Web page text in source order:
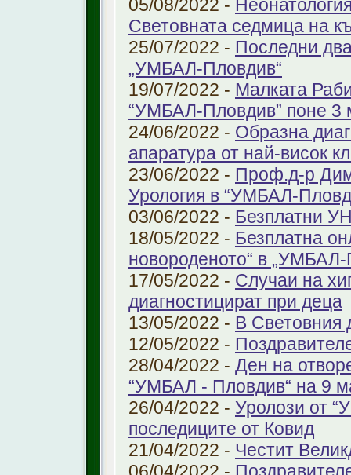
05/08/2022 -
Световната седмица на
25/07/2022 - Последни
„УМБАЛ-Пловдив“
19/07/2022 - Малката
“УМБАЛ-Пловдив” поне 3
24/06/2022 - Образна
апаратура от най-висок
23/06/2022 - Проф.д-р
Урология в “УМБАЛ-
03/06/2022 - Безплатни
18/05/2022 - Безплатна
новороденото“ в „УМБАЛ-
17/05/2022 - Случаи на
диагностицират при деца
13/05/2022 - В Световния
12/05/2022 -
28/04/2022 - Ден на
“УМБАЛ - Пловдив“ на 9
26/04/2022 - Уролози от
последиците от Ковид
21/04/2022 - Честит